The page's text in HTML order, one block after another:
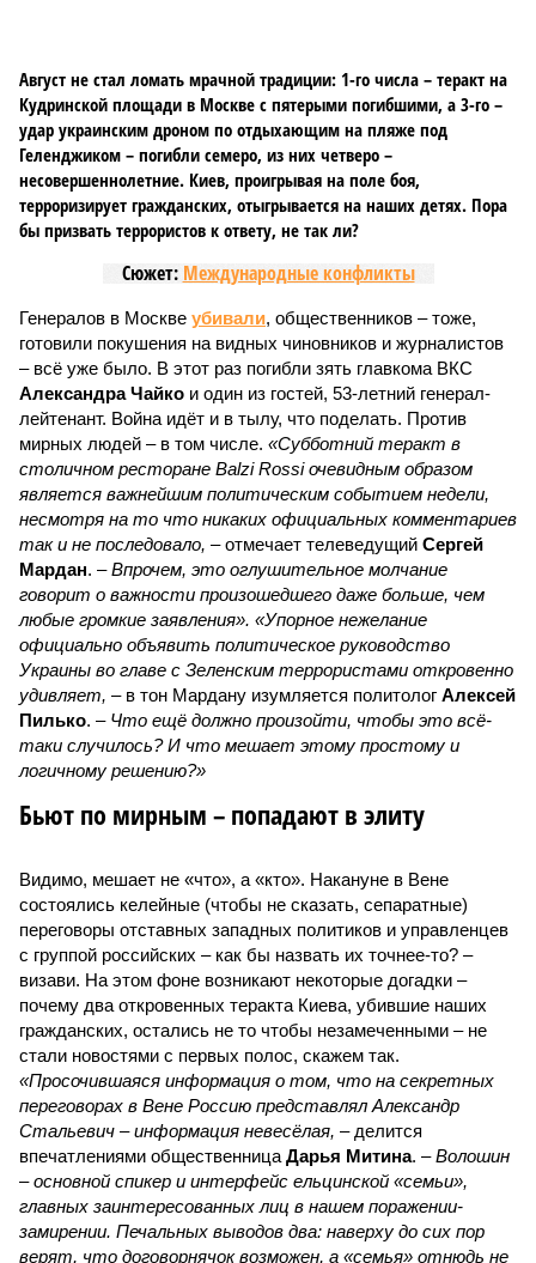
Август не стал ломать мрачной традиции: 1-го числа – теракт на
Кудринской площади в Москве с пятерыми погибшими, а 3-го –
удар украинским дроном по отдыхающим на пляже под
Геленджиком – погибли семеро, из них четверо –
несовершеннолетние. Киев, проигрывая на поле боя,
терроризирует гражданских, отыгрывается на наших детях. Пора
бы призвать террористов к ответу, не так ли?
Сюжет: Международные конфликты
Генералов в Москве убивали, общественников – тоже,
готовили покушения на видных чиновников и журналистов
– всё уже было. В этот раз погибли зять главкома ВКС
Александра Чайко и один из гостей, 53-летний генерал-
лейтенант. Война идёт и в тылу, что поделать. Против
мирных людей – в том числе. «Субботний теракт в
столичном ресторане Balzi Rossi очевидным образом
является важнейшим политическим событием недели,
несмотря на то что никаких официальных комментариев
так и не последовало, – отмечает телеведущий Сергей
Мардан. –Впрочем, это оглушительное молчание
говорит о важности произошедшего даже больше, чем
любые громкие заявления». «Упорное нежелание
официально объявить политическое руководство
Украины во главе с Зеленским террористами откровенно
удивляет, – в тон Мардану изумляется политолог Алексей
Пилько. – Что ещё должно произойти, чтобы это всё-
таки случилось? И что мешает этому простому и
логичному решению?»
Бьют по мирным – попадают в элиту
Видимо, мешает не «что», а «кто». Накануне в Вене
состоялись келейные (чтобы не сказать, сепаратные)
переговоры отставных западных политиков и управленцев
с группой российских – как бы назвать их точнее-то? –
визави. На этом фоне возникают некоторые догадки –
почему два откровенных теракта Киева, убившие наших
гражданских, остались не то чтобы незамеченными – не
стали новостями с первых полос, скажем так.
«Просочившаяся информация о том, что на секретных
переговорах в Вене Россию представлял Александр
Стальевич – информация невесёлая, – делится
впечатлениями общественница Дарья Митина. –Волошин
– основной спикер и интерфейс ельцинской «семьи»,
главных заинтересованных лиц в нашем поражении-
замирении. Печальных выводов два: наверху до сих пор
верят, что договорнячок возможен, а «семья» отнюдь не